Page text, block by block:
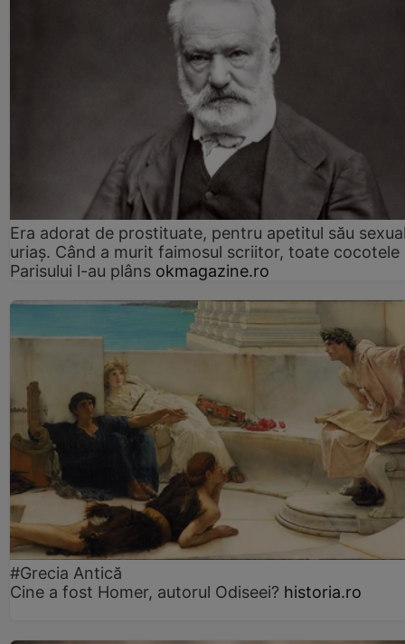
Era adorat de prostituate, pentru apetitul său
uriaș. Când a murit faimosul scriitor, toate cocotele
Parisului l-au plâns okmagazine.ro
#Grecia Antică
Cine a fost Homer, autorul Odiseei? historia.ro